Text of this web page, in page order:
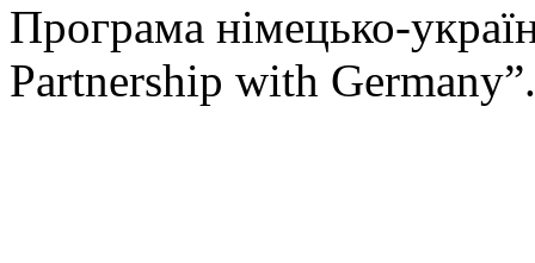
Програма німецько-
Partnership with